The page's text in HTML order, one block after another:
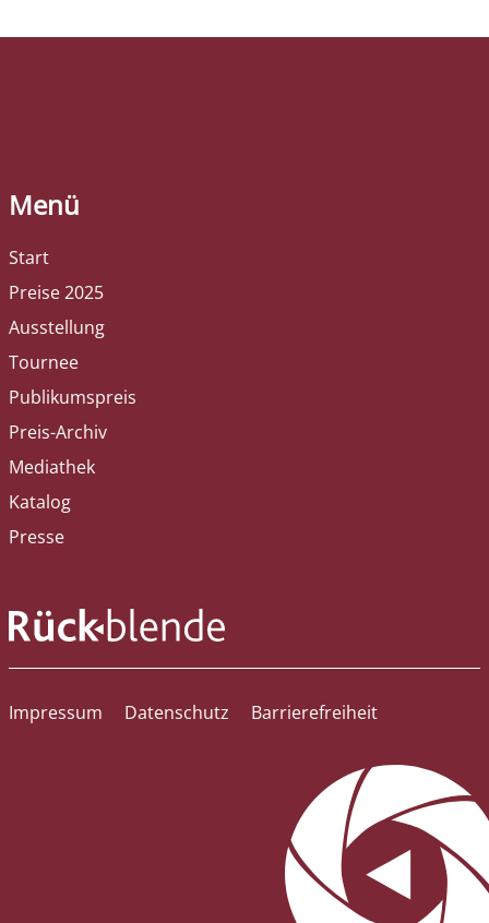
Menü
Start
Preise 2025
Ausstellung
Tournee
Publikumspreis
Preis-Archiv
Mediathek
Katalog
Presse
Impressum Datenschutz Barrierefreiheit